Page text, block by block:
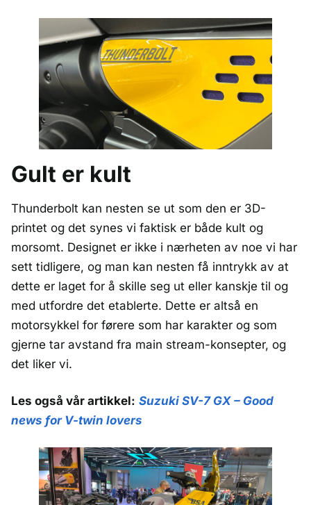
Gult er kult
Thunderbolt kan nesten se ut som den er 3D-
printet og det synes vi faktisk er både kult og
morsomt. Designet er ikke i nærheten av noe vi har
sett tidligere, og man kan nesten få inntrykk av at
dette er laget for å skille seg ut eller kanskje til og
med utfordre det etablerte. Dette er altså en
motorsykkel for førere som har karakter og som
gjerne tar avstand fra main stream-konsepter, og
det liker vi.
Les også vår artikkel: Suzuki SV-7 GX – Good
news for V-twin lovers